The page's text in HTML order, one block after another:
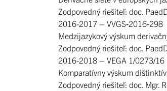
Zodpovedný riešiteľ: doc.
2016-2017 – VVGS‐2016‐298
Medzijazykový výskum
Zodpovedný riešiteľ: doc.
2016-2018 – VEGA 1/0273/16
Komparatívny výskum
Zodpovedný riešiteľ: doc. Mgr.